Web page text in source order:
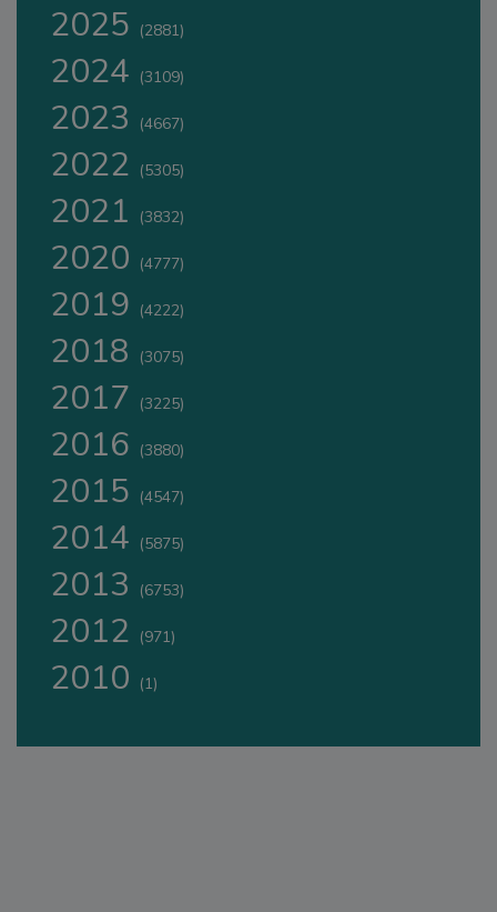
2025 (2881)
2024 (3109)
2023 (4667)
2022 (5305)
2021 (3832)
2020 (4777)
2019 (4222)
2018 (3075)
2017 (3225)
2016 (3880)
2015 (4547)
2014 (5875)
2013 (6753)
2012 (971)
2010 (1)